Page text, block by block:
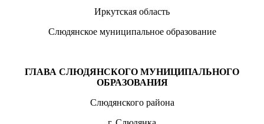
Иркутская область
Слюдянское муниципальное образование
ГЛАВА СЛЮДЯНСКОГО МУНИЦИПАЛЬНОГО
ОБРАЗОВАНИЯ
Слюдянского района